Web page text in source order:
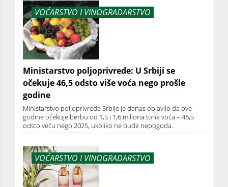
VOĆARSTVO I VINOGRADARSTVO
Ministarstvo poljoprivrede: U Srbiji se
očekuje 46,5 odsto više voća nego prošle
godine
Ministarstvo poljoprivrede Srbije je danas objavilo da ove
godine očekuje berbu od 1,5 i 1,6 miliona tona voća – 46,5
odsto veću nego 2025, ukoliko ne bude nepogoda.
VOĆARSTVO I VINOGRADARSTVO